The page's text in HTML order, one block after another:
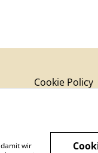
Cookie Policy
wir